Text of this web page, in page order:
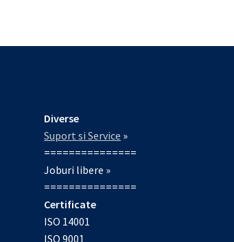
Diverse
Suport si Service »
===============
Joburi libere »
===============
Certificate
ISO 14001
ISO 9001